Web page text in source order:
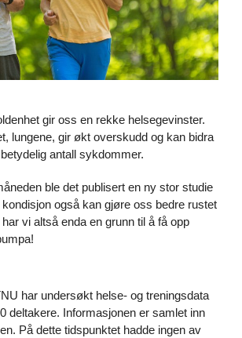
gir oss en rekke helsegevinster.
lungene, gir økt overskudd og kan bidra
antall sykdommer.
ble det publisert en ny stor studie
også kan gjøre oss bedre rustet
vi altså enda en grunn til å få opp
har undersøkt helse- og treningsdata
deltakere. Informasjonen er samlet inn
På dette tidspunktet hadde ingen av